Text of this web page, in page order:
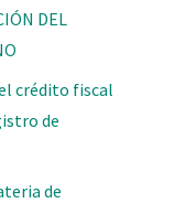
DEL
crédito fiscal
de
de